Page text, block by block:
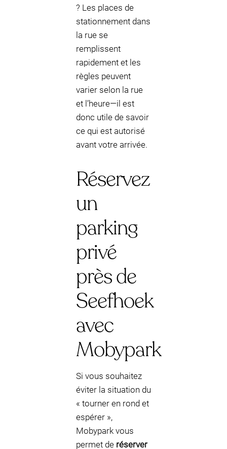
? Les places de
stationnement dans
la rue se
remplissent
rapidement et les
règles peuvent
varier selon la rue
et l’heure—il est
donc utile de savoir
ce qui est autorisé
avant votre arrivée.
Réservez
un
parking
privé
près de
Seefhoek
avec
Mobypark
Si vous souhaitez
éviter la situation du
« tourner en rond et
espérer »,
Mobypark vous
permet de réserver